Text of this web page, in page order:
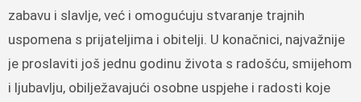
zabavu i slavlje, već i omogućuju stvaranje trajnih
uspomena s prijateljima i obitelji. U konačnici, najvažnije
je proslaviti još jednu godinu života s radošću, smijehom
i ljubavlju, obilježavajući osobne uspjehe i radosti koje